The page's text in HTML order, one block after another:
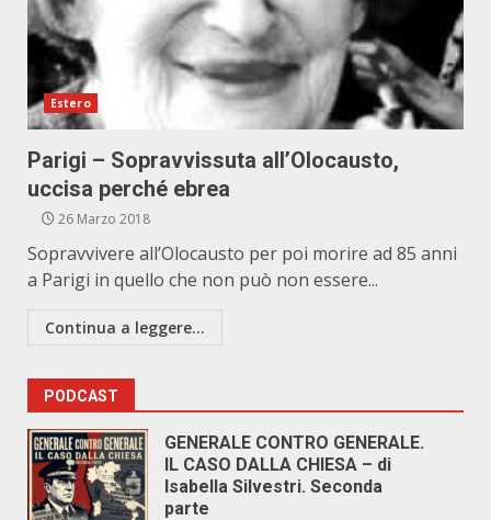
Estero
Parigi – Sopravvissuta all’Olocausto,
uccisa perché ebrea
26 Marzo 2018
Sopravvivere all’Olocausto per poi morire ad 85 anni
a Parigi in quello che non può non essere...
Continua a leggere...
PODCAST
GENERALE CONTRO GENERALE.
IL CASO DALLA CHIESA – di
Isabella Silvestri. Seconda
parte